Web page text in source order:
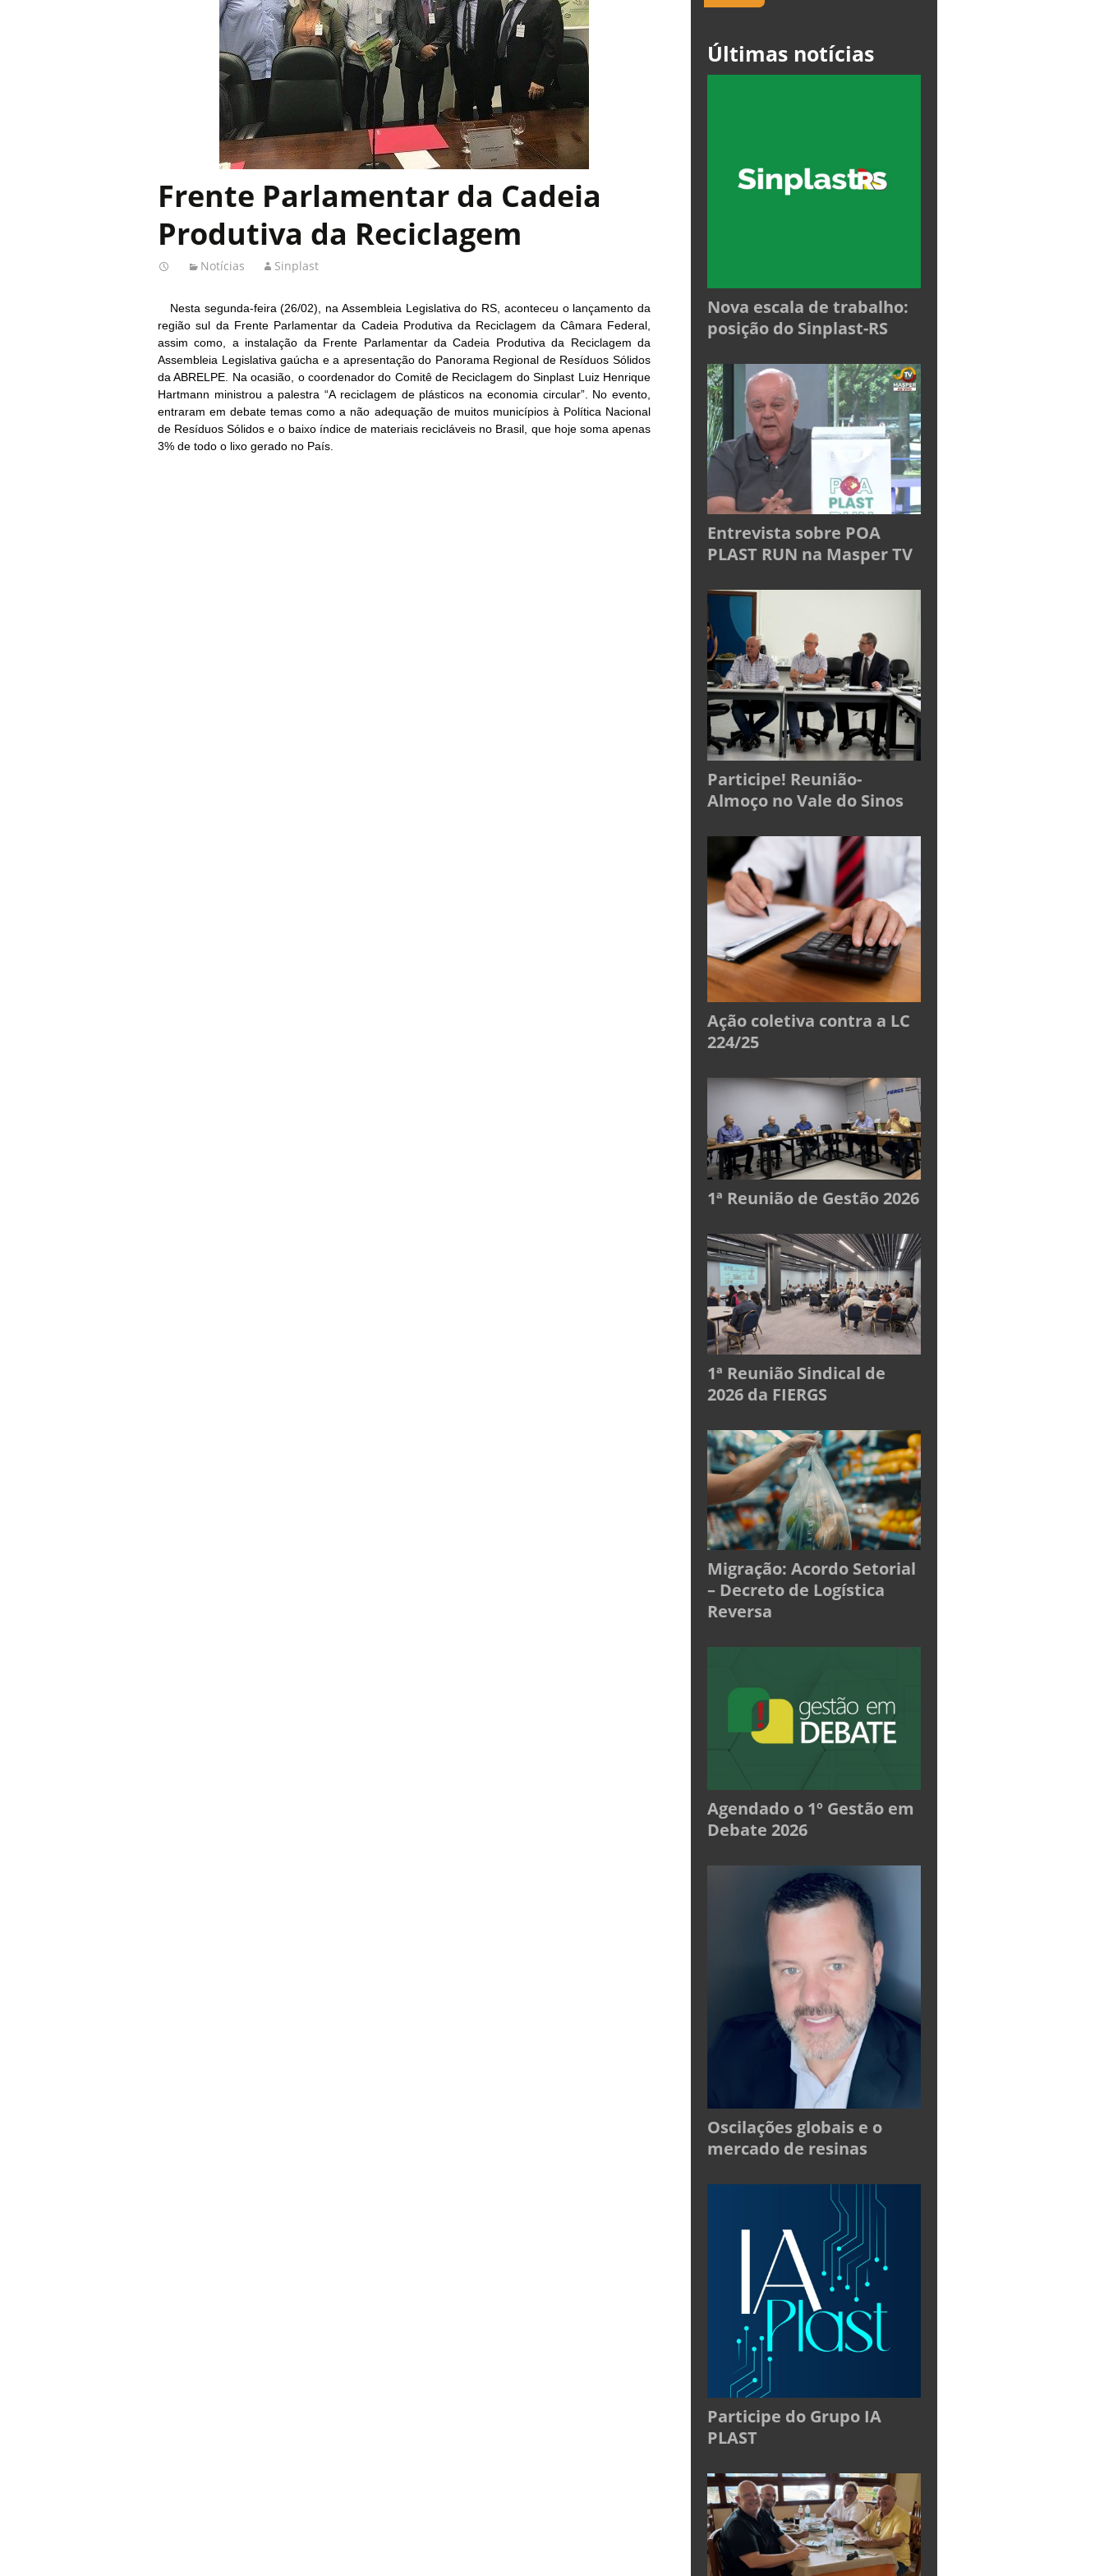
Frente Parlamentar da Cadeia
Produtiva da Reciclagem
Notícias Sinplast
Nesta segunda-feira (26/02), na Assembleia Legislativa do RS, aconteceu o lançamento da
região sul da Frente Parlamentar da Cadeia Produtiva da Reciclagem da Câmara Federal,
assim como, a instalação da Frente Parlamentar da Cadeia Produtiva da Reciclagem da
Assembleia Legislativa gaúcha e a apresentação do Panorama Regional de Resíduos Sólidos
da ABRELPE. Na ocasião, o coordenador do Comitê de Reciclagem do Sinplast Luiz Henrique
Hartmann ministrou a palestra “A reciclagem de plásticos na economia circular”. No evento,
entraram em debate temas como a não adequação de muitos municípios à Política Nacional
de Resíduos Sólidos e o baixo índice de materiais recicláveis no Brasil, que hoje soma apenas
3% de todo o lixo gerado no País.
Últimas notícias
Nova escala de trabalho:
posição do Sinplast-RS
Entrevista sobre POA
PLAST RUN na Masper TV
Participe! Reunião-
Almoço no Vale do Sinos
Ação coletiva contra a LC
224/25
1ª Reunião de Gestão 2026
1ª Reunião Sindical de
2026 da FIERGS
Migração: Acordo Setorial
– Decreto de Logística
Reversa
Agendado o 1º Gestão em
Debate 2026
Oscilações globais e o
mercado de resinas
Participe do Grupo IA
PLAST